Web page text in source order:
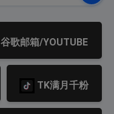
谷歌邮箱/YOUTUBE
TK满月千粉